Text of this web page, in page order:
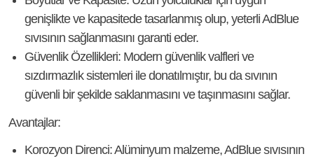
genişlikte ve kapasitede tasarlanmış olup, yeterli AdBlue
sıvısının sağlanmasını garanti eder.
Güvenlik Özellikleri: Modern güvenlik valfleri ve
sızdırmazlık sistemleri ile donatılmıştır, bu da sıvının
güvenli bir şekilde saklanmasını ve taşınmasını sağlar.
Avantajlar:
Korozyon Direnci:Alüminyum malzeme, AdBlue sıvısının